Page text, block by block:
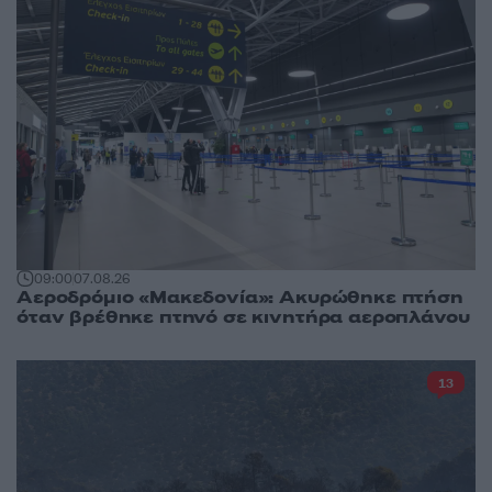
09:0007.08.26
Αεροδρόμιο «Μακεδονία»: Ακυρώθηκε πτήση
όταν βρέθηκε πτηνό σε κινητήρα αεροπλάνου
13